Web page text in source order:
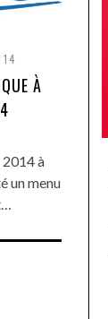
À
2014 à
un menu